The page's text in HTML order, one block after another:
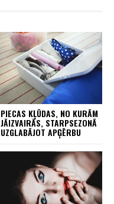
PIECAS KĻŪDAS, NO KURĀM
JĀIZVAIRĀS, STARPSEZONĀ
UZGLABĀJOT APĢĒRBU